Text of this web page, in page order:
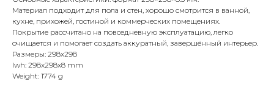
Материал подходит для пола и стен, хорошо смотрится в ванной,
кухне, прихожей, гостиной и коммерческих помещениях.
Покрытие рассчитано на повседневную эксплуатацию, легко
очищается и помогает создать аккуратный, завершённый интерьер.
Размеры: 298x298
lwh: 298x298x8 mm
Weight: 1774 g